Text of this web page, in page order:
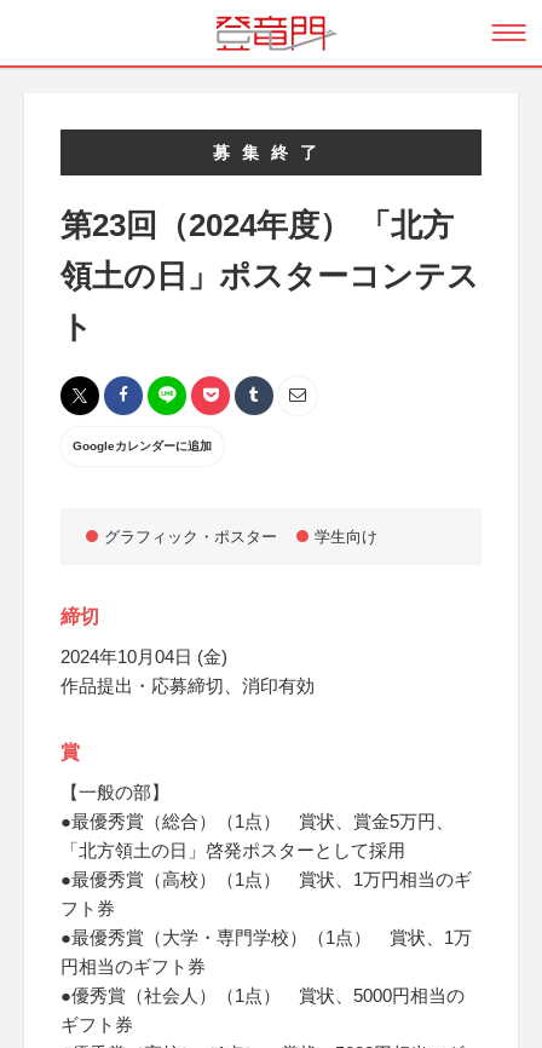
募集終了
第23回（2024年度） 「北方
領土の日」ポスターコンテス
ト
Googleカレンダーに追加
グラフィック・ポスター 学生向け
締切
2024年10月04日 (金)
作品提出・応募締切、消印有効
賞
【一般の部】
●最優秀賞（総合）（1点） 賞状、賞金5万円、
「北方領土の日」啓発ポスターとして採用
●最優秀賞（高校）（1点） 賞状、1万円相当のギ
フト券
●最優秀賞（大学・専門学校）（1点） 賞状、1万
円相当のギフト券
●優秀賞（社会人）（1点） 賞状、5000円相当の
ギフト券